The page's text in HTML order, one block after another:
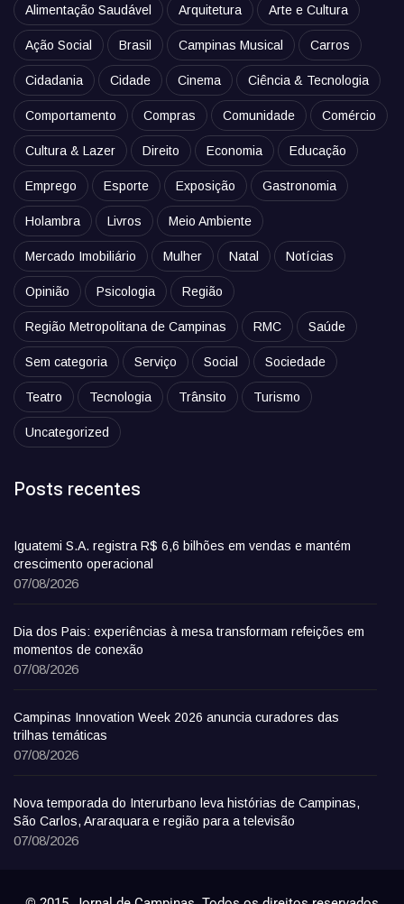
Alimentação Saudável Arquitetura Arte e Cultura
Ação Social Brasil Campinas Musical Carros
Cidadania Cidade Cinema Ciência & Tecnologia
Comportamento Compras Comunidade Comércio
Cultura & Lazer Direito Economia Educação
Emprego Esporte Exposição Gastronomia
Holambra Livros Meio Ambiente
Mercado Imobiliário Mulher Natal Notícias
Opinião Psicologia Região
Região Metropolitana de Campinas RMC Saúde
Sem categoria Serviço Social Sociedade
Teatro Tecnologia Trânsito Turismo
Uncategorized
Posts recentes
Iguatemi S.A. registra R$ 6,6 bilhões em vendas e mantém
crescimento operacional
07/08/2026
Dia dos Pais: experiências à mesa transformam refeições em
momentos de conexão
07/08/2026
Campinas Innovation Week 2026 anuncia curadores das
trilhas temáticas
07/08/2026
Nova temporada do Interurbano leva histórias de Campinas,
São Carlos, Araraquara e região para a televisão
07/08/2026